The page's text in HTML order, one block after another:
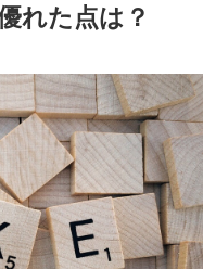
れた点は？